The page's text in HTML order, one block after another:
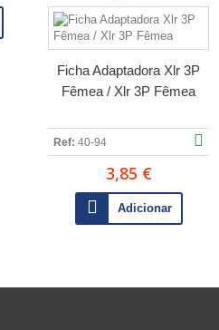
Ficha Adaptadora Xlr 3P
Fêmea / Xlr 3P Fêmea
Ref: 40-94
3,85 €
Adicionar